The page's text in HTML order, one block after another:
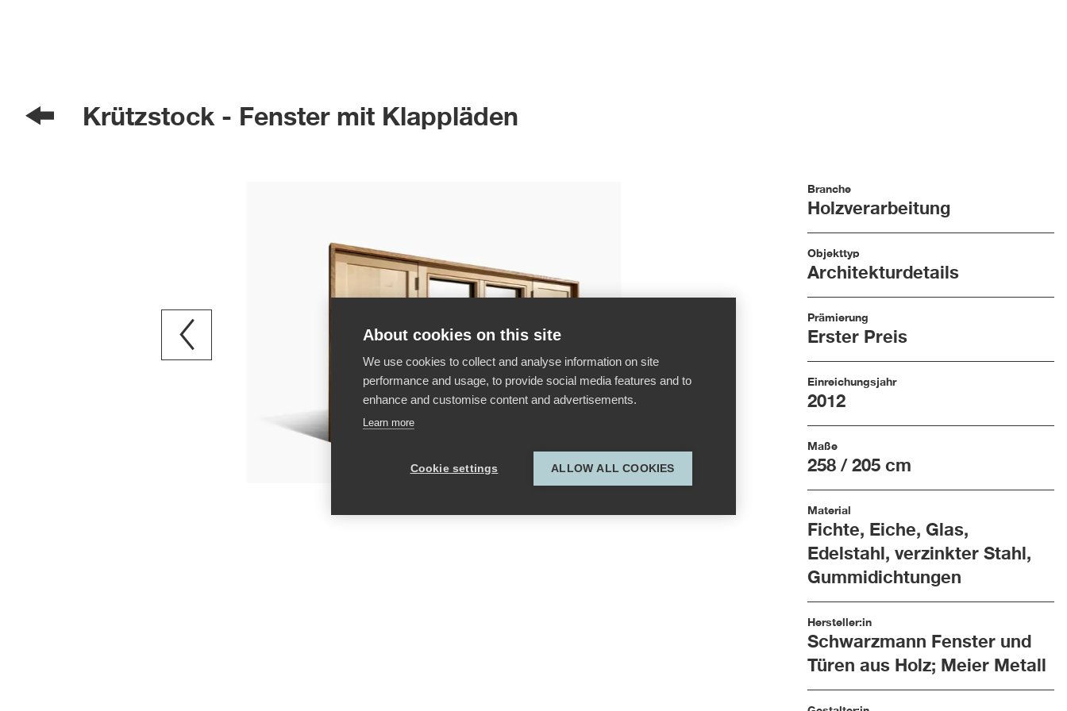
Krützstock - Fenster mit Klappläden
Branche
Holzverarbeitung
Objekttyp
Architekturdetails
Prämierung
Erster Preis
Einreichungsjahr
2012
Maße
258 / 205 cm
Material
Fichte, Eiche, Glas,
Edelstahl, verzinkter Stahl,
Gummidichtungen
Hersteller:in
Schwarzmann Fenster und
Türen aus Holz; Meier Metall
About cookies on this site
We use cookies to collect and analyse information on site
performance and usage, to provide social media features and to
enhance and customise content and advertisements.
Learn more
Cookie settings ALLOW ALL COOKIES